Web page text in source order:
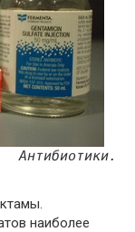
Антибиотики.
наиболее